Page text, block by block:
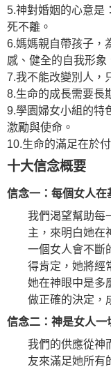
5.神對婚姻的心意是
死不離。
6.媽媽親自帶孩子，
感、健全的自我形象
7.我不能改變別人，
8.生命的成長需要長
9.學園婦女小組的特
激勵與使命。
10.生命的滿足在於
十大信念概要
信念一：每個女人在
我們渴望幫助每
主，來明白她在
一個女人會不斷
得肯定，她將經
她在神眼中是多
做正確的決定，
信念二：神是女人一
我們的供應從神
友來滿足她所有